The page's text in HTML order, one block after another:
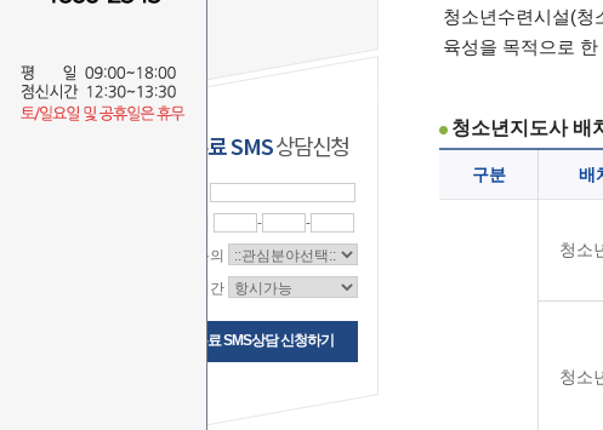
무료 SMS상담신청
-
-
상담문의
상담시간
무료 SMS상담 신청하기
청소년수련시설(청
육성을 목적으로
청소년지도사 배
구분 배
청소
청소